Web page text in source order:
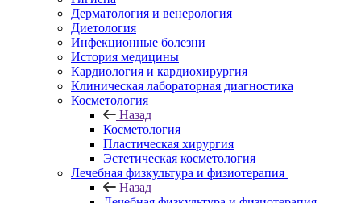
Дерматология и венерология
Диетология
Инфекционные болезни
История медицины
Кардиология и кардиохирургия
Клиническая лабораторная диагностика
Косметология
Назад
Косметология
Пластическая хирургия
Эстетическая косметология
Лечебная физкультура и физиотерапия
Назад